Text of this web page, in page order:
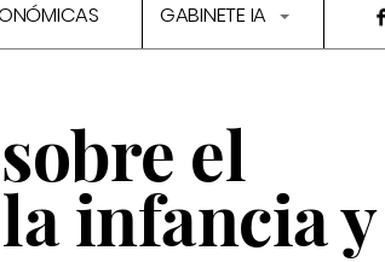
GABINETE IA
el
infancia y